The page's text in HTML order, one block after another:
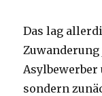
Das lag
sondern